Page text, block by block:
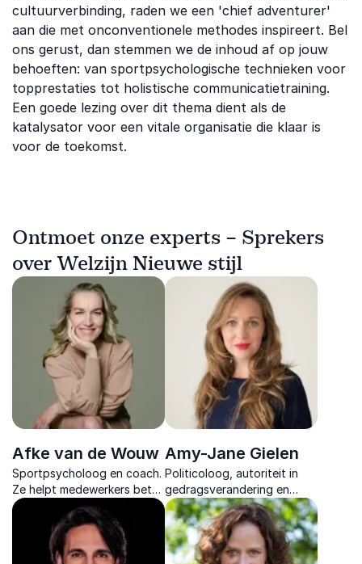
cultuurverbinding, raden we een 'chief adventurer'
aan die met onconventionele methodes inspireert. Bel
ons gerust, dan stemmen we de inhoud af op jouw
behoeften: van sportpsychologische technieken voor
topprestaties tot holistische communicatietraining.
Een goede lezing over dit thema dient als de
katalysator voor een vitale organisatie die klaar is
voor de toekomst.
Ontmoet onze experts – Sprekers
over Welzijn Nieuwe stijl
Afke van de Wouw
Sportpsycholoog en coach.
Ze helpt medewerkers beter
presteren met mentale
kracht, aandacht en een
holistische benadering.
Amy-Jane Gielen
Politicoloog, autoriteit in
gedragsverandering en
Habit Coach; helpt
professionals met bewezen
strategieën voor ijzersterke
gewoontes.